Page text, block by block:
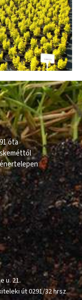
óta
u. 21.
út 0291/32 hrsz.